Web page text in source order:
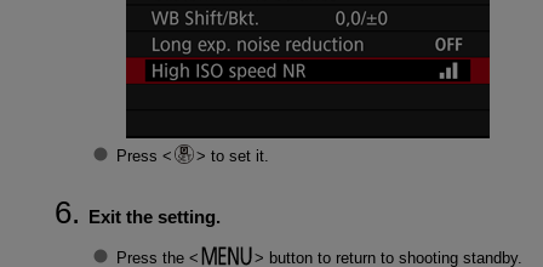
Press to set it.
Exit the setting.
Press the button to return to shooting standby.